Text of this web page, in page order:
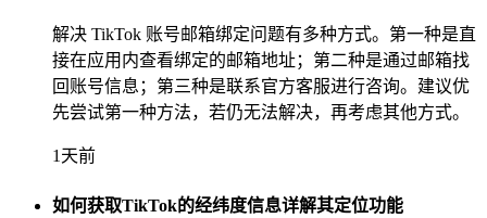
解决 TikTok 账号邮箱绑定问题有多种方式。第一种是直
接在应用内查看绑定的邮箱地址；第二种是通过邮箱找
回账号信息；第三种是联系官方客服进行咨询。建议优
先尝试第一种方法，若仍无法解决，再考虑其他方式。
1天前
如何获取TikTok的经纬度信息详解其定位功能